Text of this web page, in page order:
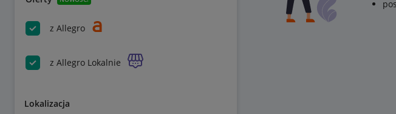
z Allegro
z Allegro Lokalnie
Lokalizacja